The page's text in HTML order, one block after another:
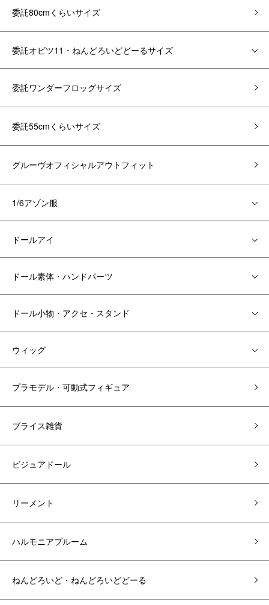
委託80cmくらいサイズ
委託オビツ11・ねんどろいどどーるサイズ
委託ワンダーフロッグサイズ
委託55cmくらいサイズ
グルーヴオフィシャルアウトフィット
1/6アゾン服
ドールアイ
ドール素体・ハンドパーツ
ドール小物・アクセ・スタンド
ウィッグ
プラモデル・可動式フィギュア
ブライス雑貨
ビジュアドール
リーメント
ハルモニアブルーム
ねんどろいど・ねんどろいどどーる